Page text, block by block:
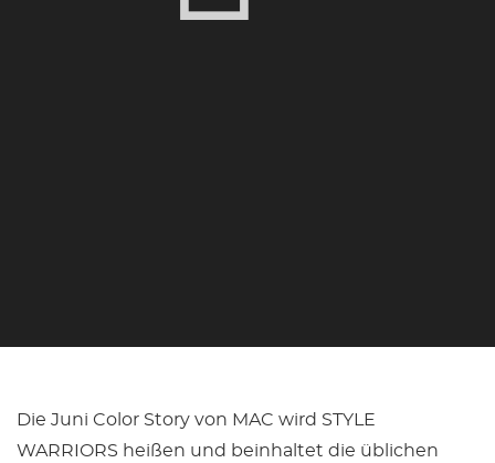
Die Juni Color Story von MAC wird STYLE
WARRIORS heißen und beinhaltet die üblichen